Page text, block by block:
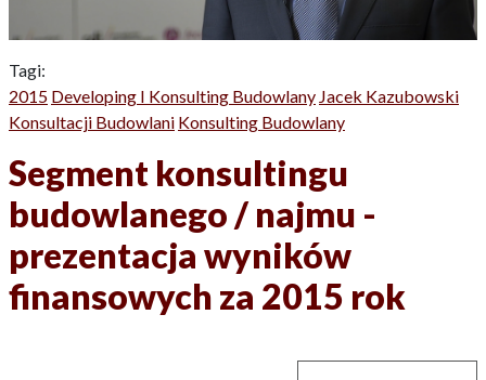
Tagi:
2015 Developing I Konsulting Budowlany Jacek Kazubowski
Konsultacji Budowlani Konsulting Budowlany
Segment konsultingu
budowlanego / najmu -
prezentacja wyników
finansowych za 2015 rok